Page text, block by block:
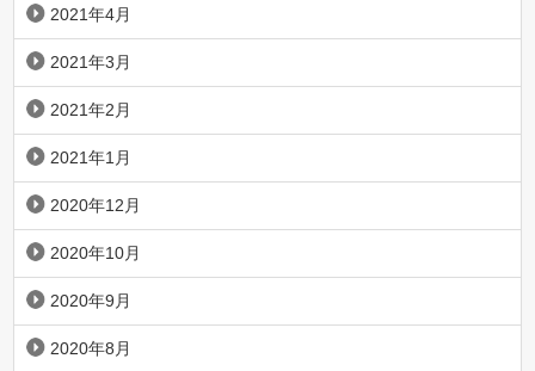
2021年4月
2021年3月
2021年2月
2021年1月
2020年12月
2020年10月
2020年9月
2020年8月